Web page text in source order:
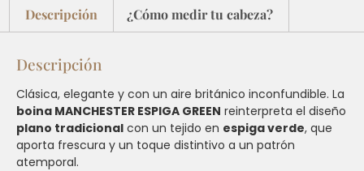
Descripción ¿Cómo medir tu cabeza?
Descripción
Clásica, elegante y con un aire británico inconfundible. La
boina MANCHESTER ESPIGA GREEN reinterpreta el diseño
plano tradicional con un tejido en espiga verde, que
aporta frescura y un toque distintivo a un patrón
atemporal.